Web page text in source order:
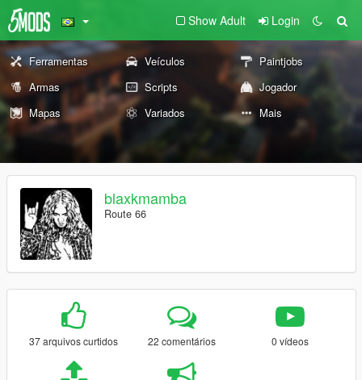
Show Adult Login
Ferramentas Veículos
Paintjobs
Armas
Scripts
Jogador
Mapas
Variados Mais
blaxkmamba
Route 66
37 arquivos curtidos 22 comentários 0 vídeos